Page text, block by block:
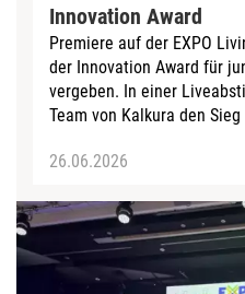
Innovation Award
Premiere auf der EXPO
der Innovation Award für
vergeben. In einer
Team von Kalkura den
26.06.2026